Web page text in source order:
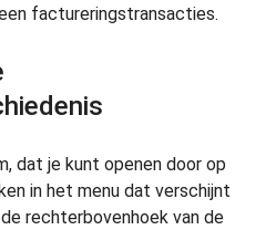
factureringstransacties.
dat je kunt openen door op
in het menu dat verschijnt
rechterbovenhoek van de